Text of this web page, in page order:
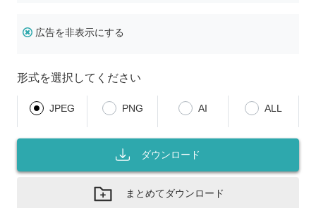
広告を非表示にする
形式を選択してください
JPEG PNG AI ALL
ダウンロード
まとめてダウンロード